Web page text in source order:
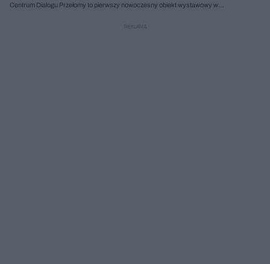
Centrum Dialogu Przełomy to pierwszy nowoczesny obiekt wystawowy w
prawej pomnik Anioła Wolności autorstwa Czesława Dźwigaja, wykonany ze